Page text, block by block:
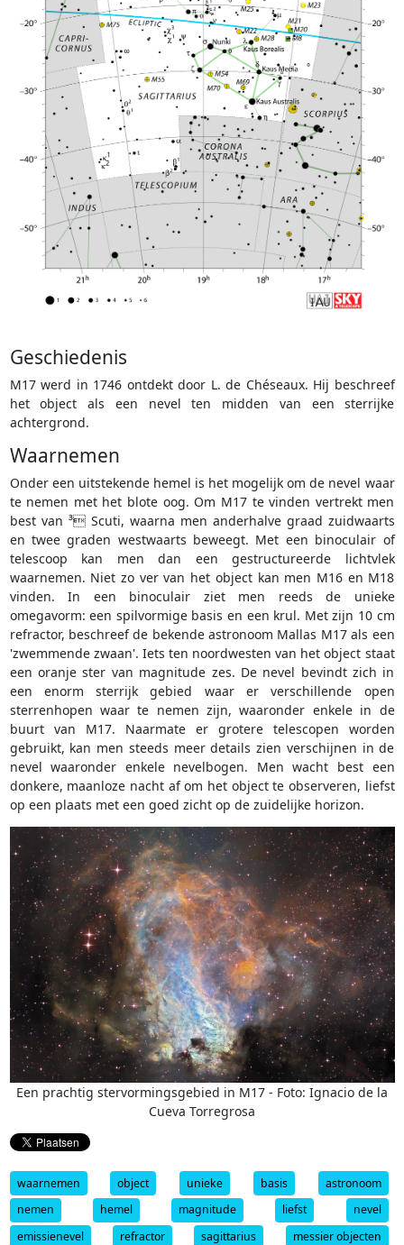
Geschiedenis
M17 werd in 1746 ontdekt door L. de Chéseaux. Hij beschreef
het object als een nevel ten midden van een sterrijke
achtergrond.
Waarnemen
Onder een uitstekende hemel is het mogelijk om de nevel waar
te nemen met het blote oog. Om M17 te vinden vertrekt men
best van ³ Scuti, waarna men anderhalve graad zuidwaarts
en twee graden westwaarts beweegt. Met een binoculair of
telescoop kan men dan een gestructureerde lichtvlek
waarnemen. Niet zo ver van het object kan men M16 en M18
vinden. In een binoculair ziet men reeds de unieke
omegavorm: een spilvormige basis en een krul. Met zijn 10 cm
refractor, beschreef de bekende astronoom Mallas M17 als een
'zwemmende zwaan'. Iets ten noordwesten van het object staat
een oranje ster van magnitude zes. De nevel bevindt zich in
een enorm sterrijk gebied waar er verschillende open
sterrenhopen waar te nemen zijn, waaronder enkele in de
buurt van M17. Naarmate er grotere telescopen worden
gebruikt, kan men steeds meer details zien verschijnen in de
nevel waaronder enkele nevelbogen. Men wacht best een
donkere, maanloze nacht af om het object te observeren, liefst
op een plaats met een goed zicht op de zuidelijke horizon.
Een prachtig stervormingsgebied in M17 - Foto: Ignacio de la
Cueva Torregrosa
waarnemen object unieke basis
astronoom
nemen
hemel magnitude liefst
nevel
emissienevel
refractor sagittarius
messier objecten